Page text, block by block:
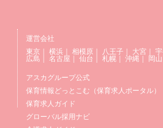
運営会社
東京 ｜横浜 ｜相模原 八王子 大宮 ｜
広島 ｜名古屋 ｜仙台 ｜札幌 ｜沖縄 岡山
アスカグループ公式
保育情報どっとこむ（保育求人ポータル）
保育求人ガイド
グローバル採用ナビ